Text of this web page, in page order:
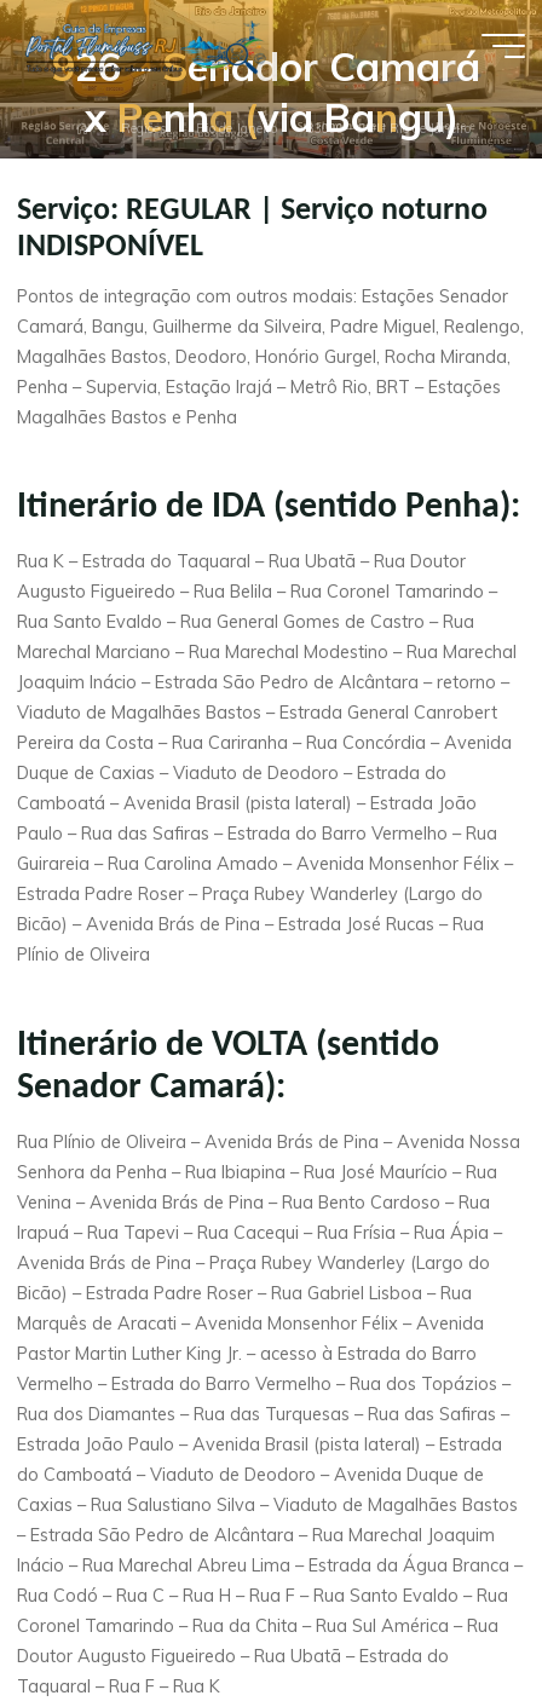
Pular
para
o
conteúdo
Guia de
Empresas
- Portal
RJ
926 – Senador Camará
x Penha (via Bangu)
Página
inicial
Regiões Rio de Janeiro 33000 – SOU Rio de Janeiro
Serviço: REGULAR | Serviço noturno
INDISPONÍVEL
Pontos de integração com outros modais: Estações Senador
Camará, Bangu, Guilherme da Silveira, Padre Miguel, Realengo,
Magalhães Bastos, Deodoro, Honório Gurgel, Rocha Miranda,
Penha – Supervia, Estação Irajá – Metrô Rio, BRT – Estações
Magalhães Bastos e Penha
Itinerário de IDA (sentido Penha):
Rua K – Estrada do Taquaral – Rua Ubatã – Rua Doutor
Augusto Figueiredo – Rua Belila – Rua Coronel Tamarindo –
Rua Santo Evaldo – Rua General Gomes de Castro – Rua
Marechal Marciano – Rua Marechal Modestino – Rua Marechal
Joaquim Inácio – Estrada São Pedro de Alcântara – retorno –
Viaduto de Magalhães Bastos – Estrada General Canrobert
Pereira da Costa – Rua Cariranha – Rua Concórdia – Avenida
Duque de Caxias – Viaduto de Deodoro – Estrada do
Camboatá – Avenida Brasil (pista lateral) – Estrada João
Paulo – Rua das Safiras – Estrada do Barro Vermelho – Rua
Guirareia – Rua Carolina Amado – Avenida Monsenhor Félix –
Estrada Padre Roser – Praça Rubey Wanderley (Largo do
Bicão) – Avenida Brás de Pina – Estrada José Rucas – Rua
Plínio de Oliveira
Itinerário de VOLTA (sentido
Senador Camará):
Rua Plínio de Oliveira – Avenida Brás de Pina – Avenida Nossa
Senhora da Penha – Rua Ibiapina – Rua José Maurício – Rua
Venina – Avenida Brás de Pina – Rua Bento Cardoso – Rua
Irapuá – Rua Tapevi – Rua Cacequi – Rua Frísia – Rua Ápia –
Avenida Brás de Pina – Praça Rubey Wanderley (Largo do
Bicão) – Estrada Padre Roser – Rua Gabriel Lisboa – Rua
Marquês de Aracati – Avenida Monsenhor Félix – Avenida
Pastor Martin Luther King Jr. – acesso à Estrada do Barro
Vermelho – Estrada do Barro Vermelho – Rua dos Topázios –
Rua dos Diamantes – Rua das Turquesas – Rua das Safiras –
Estrada João Paulo – Avenida Brasil (pista lateral) – Estrada
do Camboatá – Viaduto de Deodoro – Avenida Duque de
Caxias – Rua Salustiano Silva – Viaduto de Magalhães Bastos
– Estrada São Pedro de Alcântara – Rua Marechal Joaquim
Inácio – Rua Marechal Abreu Lima – Estrada da Água Branca –
Rua Codó – Rua C – Rua H – Rua F – Rua Santo Evaldo – Rua
Coronel Tamarindo – Rua da Chita – Rua Sul América – Rua
Doutor Augusto Figueiredo – Rua Ubatã – Estrada do
Taquaral – Rua F – Rua K